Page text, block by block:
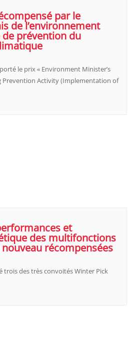
par le
de l’environnement
prévention du
le prix « Environment Minister’s
Prevention Activity (Implementation of
et
des multifonctions
récompensées
trois des très convoités Winter Pick